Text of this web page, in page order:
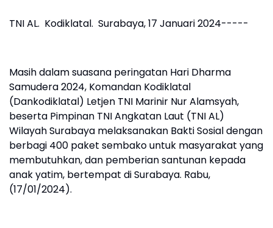
TNI AL. Kodiklatal. Surabaya, 17 Januari 2024-----
Masih dalam suasana peringatan Hari Dharma
Samudera 2024, Komandan Kodiklatal
(Dankodiklatal) Letjen TNI Marinir Nur Alamsyah,
beserta Pimpinan TNI Angkatan Laut (TNI AL)
Wilayah Surabaya melaksanakan Bakti Sosial dengan
berbagi 400 paket sembako untuk masyarakat yang
membutuhkan, dan pemberian santunan kepada
anak yatim, bertempat di Surabaya. Rabu,
(17/01/2024).